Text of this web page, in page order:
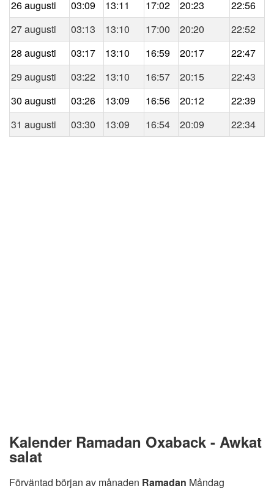
26 augusti 03:09 13:11 17:02 20:23
22:56
27 augusti
03:13 13:10 17:00 20:20
22:52
28 augusti
03:17 13:10 16:59 20:17
22:47
29 augusti
03:22 13:10 16:57 20:15
22:43
30 augusti
03:26 13:09 16:56 20:12
22:39
31 augusti
03:30 13:09 16:54 20:09 22:34
Kalender Ramadan Oxaback - Awkat
salat
Förväntad början av månaden Ramadan Måndag